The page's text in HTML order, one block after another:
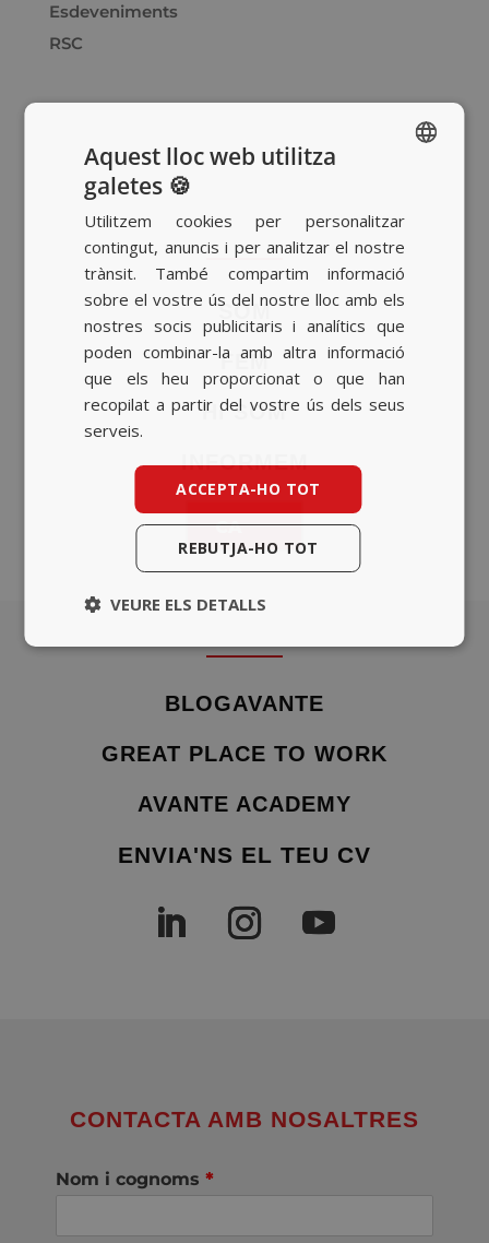
Esdeveniments
RSC
SOM
FEM
HI SOM
INFORMEM
CA
BLOGAVANTE
GREAT PLACE TO WORK
AVANTE ACADEMY
ENVIA'NS EL TEU CV
CONTACTA AMB NOSALTRES
Nom i cognoms *
BASQUE
ENGLISH
Aquest lloc web utilitza
galetes 🍪
Utilitzem cookies per personalitzar
contingut, anuncis i per analitzar el nostre
trànsit. També compartim informació
sobre el vostre ús del nostre lloc amb els
nostres socis publicitaris i analítics que
poden combinar-la amb altra informació
que els heu proporcionat o que han
recopilat a partir del vostre ús dels seus
serveis.
ACCEPTA-HO TOT
REBUTJA-HO TOT
VEURE ELS DETALLS